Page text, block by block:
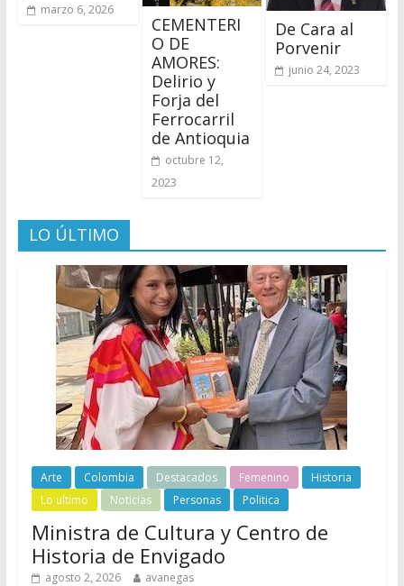
marzo 6, 2026
CEMENTERI
O DE
AMORES:
Delirio y
Forja del
Ferrocarril
de Antioquia
octubre 12,
2023
De Cara al
Porvenir
junio 24, 2023
LO ÚLTIMO
Arte Colombia Destacados Femenino
Historia
Lo ultimo
Noticias Personas Politica
Ministra de Cultura y Centro de
Historia de Envigado
agosto 2, 2026 avanegas